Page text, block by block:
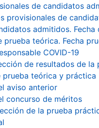
de candidatos
provisionales de
admitidos. Fecha
prueba teórica. Fecha
COVID-19
de resultados de la
prueba teórica y práctica
aviso anterior
concurso de méritos
de la prueba